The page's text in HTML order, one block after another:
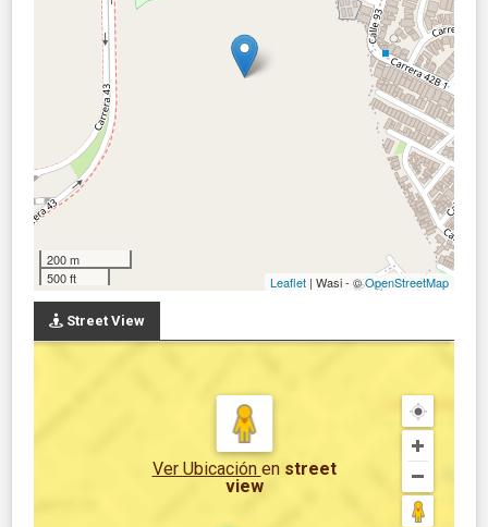
200 m
500 ft
Leaflet | Wasi - ©OpenStreetMap
Street View
Ver Ubicación en street
view